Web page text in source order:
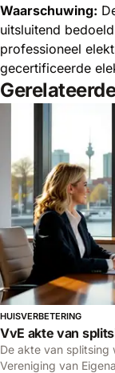
Waarschuwing:
uitsluitend
professioneel
gecertificeerde
HUISVERBETERING
VvE akte van
De akte van splitsing
Vereniging van